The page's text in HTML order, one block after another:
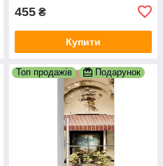
455 ₴
Купити
Топ продажів Подарунок